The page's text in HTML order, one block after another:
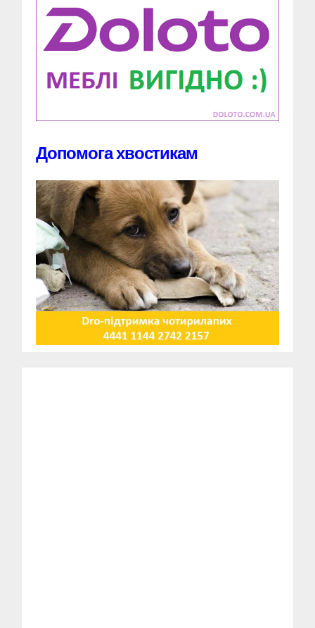
Допомога хвостикам